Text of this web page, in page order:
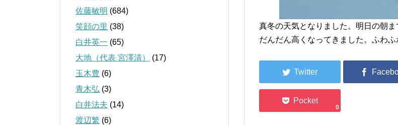
真冬の天気となりました。明日の朝
だんだん高くなってきました。ふわふ
0
佐藤敏明 (684)
笑顔の里 (38)
白井英一 (65)
大地（代表 宮澤清）
(17)
玉木豊 (6)
青木弘 (3)
白井法夫 (14)
渡辺繁 (6)